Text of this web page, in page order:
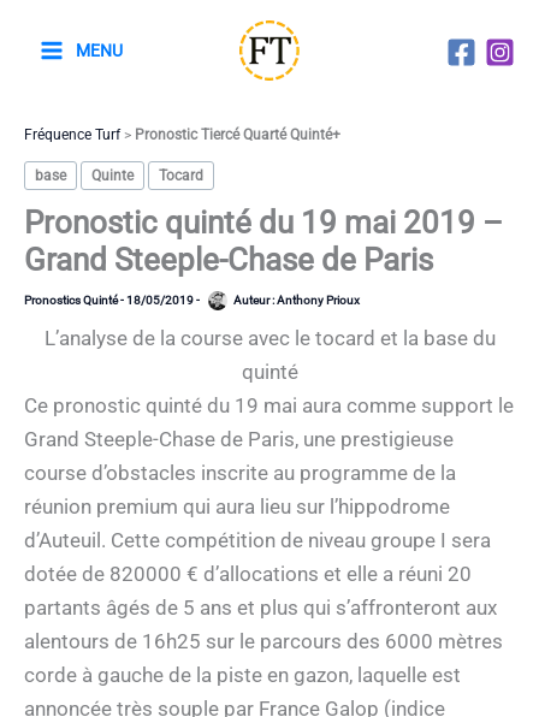
MENU
Fréquence Turf> Pronostic Tiercé Quarté Quinté+
base Quinte Tocard
Pronostic quinté du 19 mai 2019 –
Grand Steeple-Chase de Paris
Pronostics Quinté-18/05/2019- Auteur :Anthony Prioux
L’analyse de la course avec le tocard et la base du
quinté
Ce pronostic quinté du 19 mai aura comme support le
Grand Steeple-Chase de Paris, une prestigieuse
course d’obstacles inscrite au programme de la
réunion premium qui aura lieu sur l’hippodrome
d’Auteuil. Cette compétition de niveau groupe I sera
dotée de 820000 € d’allocations et elle a réuni 20
partants âgés de 5 ans et plus qui s’affronteront aux
alentours de 16h25 sur le parcours des 6000 mètres
corde à gauche de la piste en gazon, laquelle est
annoncée très souple par France Galop (indice